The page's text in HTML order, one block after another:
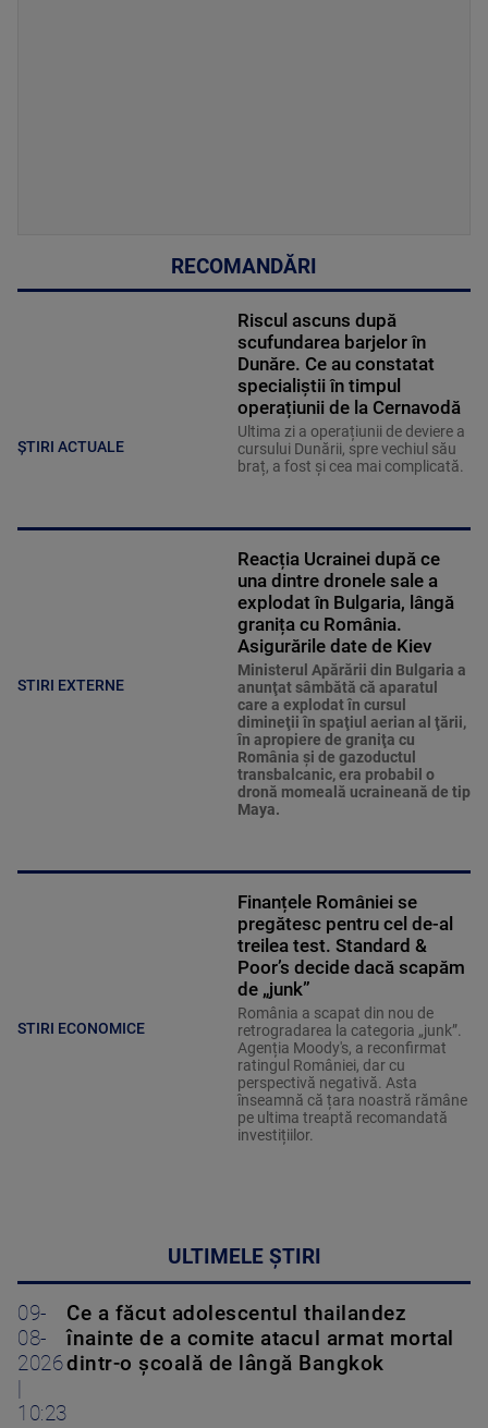
RECOMANDĂRI
ȘTIRI ACTUALE
Riscul ascuns după
scufundarea barjelor în
Dunăre. Ce au constatat
specialiștii în timpul
operațiunii de la Cernavodă
Ultima zi a operațiunii de deviere a
cursului Dunării, spre vechiul său
braț, a fost și cea mai complicată.
STIRI EXTERNE
Reacția Ucrainei după ce
una dintre dronele sale a
explodat în Bulgaria, lângă
granița cu România.
Asigurările date de Kiev
Ministerul Apărării din Bulgaria a
anunţat sâmbătă că aparatul
care a explodat în cursul
dimineţii în spaţiul aerian al ţării,
în apropiere de graniţa cu
România şi de gazoductul
transbalcanic, era probabil o
dronă momeală ucraineană de tip
Maya.
STIRI ECONOMICE
Finanțele României se
pregătesc pentru cel de-al
treilea test. Standard &
Poor’s decide dacă scapăm
de „junk”
România a scapat din nou de
retrogradarea la categoria „junk”.
Agenția Moody's, a reconfirmat
ratingul României, dar cu
perspectivă negativă. Asta
înseamnă că țara noastră rămâne
pe ultima treaptă recomandată
investițiilor.
ULTIMELE ȘTIRI
09-
08-
2026
10:23
Ce a făcut adolescentul thailandez
înainte de a comite atacul armat mortal
dintr-o școală de lângă Bangkok